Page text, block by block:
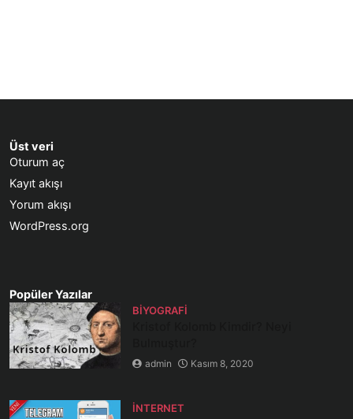
Üst veri
Oturum aç
Kayıt akışı
Yorum akışı
WordPress.org
Popüler Yazılar
BIYOGRAFI
admin Kasım 8, 2020
İNTERNET